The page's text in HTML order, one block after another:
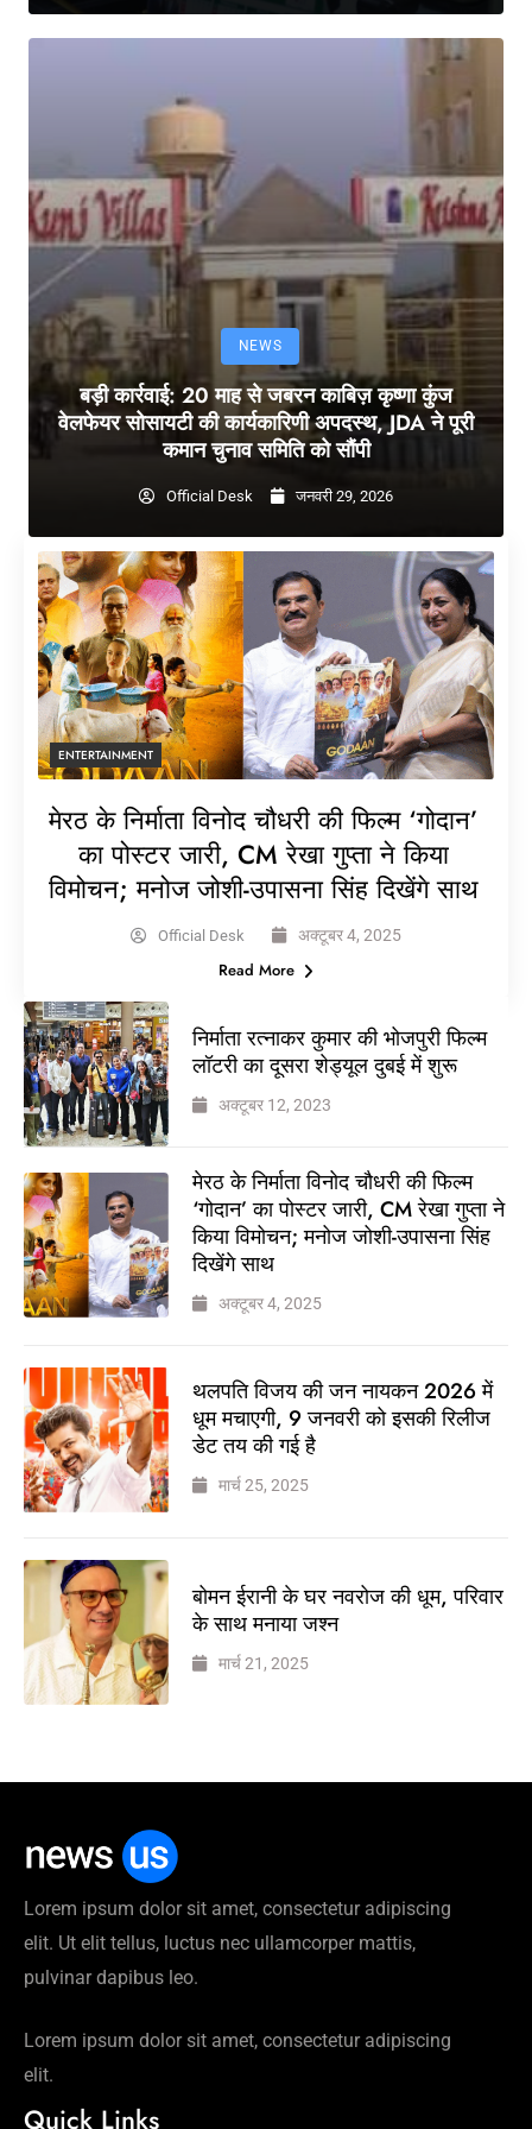
NEWS
बड़ी कार्रवाई: 20 माह से जबरन काबिज़ कृष्णा कुंज
वेलफेयर सोसायटी की कार्यकारिणी अपदस्थ, JDA ने पूरी
कमान चुनाव समिति को सौंपी
Official Desk जनवरी 29, 2026
ENTERTAINMENT
मेरठ के निर्माता विनोद चौधरी की फिल्म ‘गोदान’
का पोस्टर जारी, CM रेखा गुप्ता ने किया
विमोचन; मनोज जोशी-उपासना सिंह दिखेंगे साथ
Official Desk अक्टूबर 4, 2025
Read More
निर्माता रत्नाकर कुमार की भोजपुरी फिल्म
लॉटरी का दूसरा शेड्यूल दुबई में शुरू
अक्टूबर 12, 2023
मेरठ के निर्माता विनोद चौधरी की फिल्म
‘गोदान’ का पोस्टर जारी, CM रेखा गुप्ता ने
किया विमोचन; मनोज जोशी-उपासना सिंह
दिखेंगे साथ
अक्टूबर 4, 2025
थलपति विजय की जन नायकन 2026 में
धूम मचाएगी, 9 जनवरी को इसकी रिलीज
डेट तय की गई है
मार्च 25, 2025
बोमन ईरानी के घर नवरोज की धूम, परिवार
के साथ मनाया जश्न
मार्च 21, 2025
Lorem ipsum dolor sit amet, consectetur adipiscing
elit. Ut elit tellus, luctus nec ullamcorper mattis,
pulvinar dapibus leo.
Lorem ipsum dolor sit amet, consectetur adipiscing
elit.
Quick Links